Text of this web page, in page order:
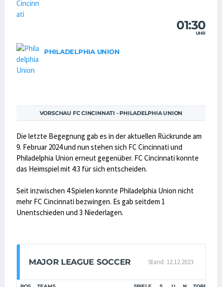
01:30
UHR
PHILADELPHIA UNION
VORSCHAU FC CINCINNATI - PHILADELPHIA UNION
Die letzte Begegnung gab es in der aktuellen Rückrunde am
9. Februar 2024 und nun stehen sich FC Cincinnati und
Philadelphia Union erneut gegenüber. FC Cincinnati konnte
das Heimspiel mit 4:3 für sich entscheiden.
Seit inzwischen 4 Spielen konnte Philadelphia Union nicht
mehr FC Cincinnati bezwingen. Es gab seitdem 1
Unentschieden und 3 Niederlagen.
MAJOR LEAGUE SOCCER Stand: 12.12.2023